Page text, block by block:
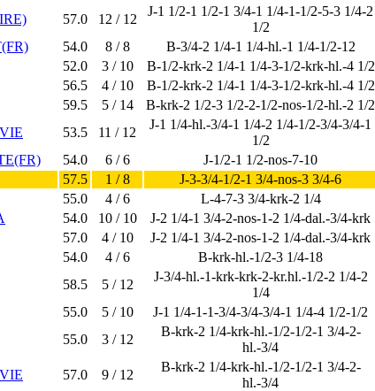
57.0 12 / 12
J-1 1/2-1 1/2-1 3/4-1 1/4-1-1/2-5-3 1/4-2
1/2
54.0 8 / 8 B-3/4-2 1/4-1 1/4-hl.-1 1/4-1/2-12
52.0 3 / 10 B-1/2-krk-2 1/4-1 1/4-3-1/2-krk-hl.-4 1/2
56.5 4 / 10 B-1/2-krk-2 1/4-1 1/4-3-1/2-krk-hl.-4 1/2
59.5 5 / 14 B-krk-2 1/2-3 1/2-2-1/2-nos-1/2-hl.-2 1/2
53.5 11 / 12
J-1 1/4-hl.-3/4-1 1/4-2 1/4-1/2-3/4-3/4-1
1/2
54.0 6 / 6 J-1/2-1 1/2-nos-7-10
57.5 1 / 8 J-3-3/4-1/2-1 3/4-nos-3 3/4-6
55.0 4 / 6 L-4-7-3 3/4-krk-2 1/4
54.0 10 / 10 J-2 1/4-1 3/4-2-nos-1-2 1/4-dal.-3/4-krk
57.0 4 / 10 J-2 1/4-1 3/4-2-nos-1-2 1/4-dal.-3/4-krk
54.0 4 / 6 B-krk-hl.-1/2-3 1/4-18
58.5 5 / 12
J-3/4-hl.-1-krk-krk-2-kr.hl.-1/2-2 1/4-2
1/4
55.0 5 / 10 J-1 1/4-1-1-3/4-3/4-3/4-1 1/4-4 1/2-1/2
55.0 3 / 12
B-krk-2 1/4-krk-hl.-1/2-1/2-1 3/4-2-
hl.-3/4
57.0 9 / 12
B-krk-2 1/4-krk-hl.-1/2-1/2-1 3/4-2-
hl.-3/4